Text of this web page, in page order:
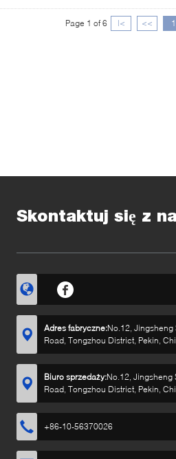
Page 1 of 6 |< << 1
Skontaktuj się z
Adres fabryczne:No.12, Jingsheng
Road, Tongzhou District, Pekin,
Biuro sprzedaży:No.12, Jingsheng
Road, Tongzhou District, Pekin,
+86-10-56370026